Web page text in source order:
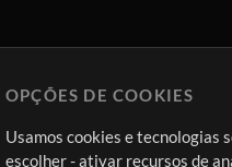
OPÇÕES DE COOKIES
Usamos cookies e tecnologias
escolher - ativar recursos de